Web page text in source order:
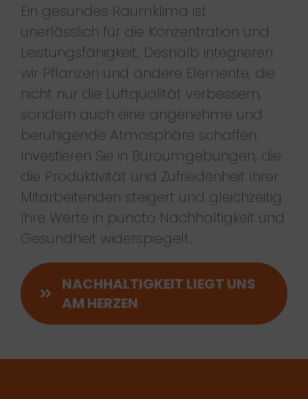
Ein gesundes Raumklima ist
unerlässlich für die Konzentration und
Leistungsfähigkeit. Deshalb integrieren
wir Pflanzen und andere Elemente, die
nicht nur die Luftqualität verbessern,
sondern auch eine angenehme und
beruhigende Atmosphäre schaffen.
Investieren Sie in Büroumgebungen, die
die Produktivität und Zufriedenheit Ihrer
Mitarbeitenden steigert und gleichzeitig
Ihre Werte in puncto Nachhaltigkeit und
Gesundheit widerspiegelt.
NACHHALTIGKEIT LIEGT UNS
AM HERZEN